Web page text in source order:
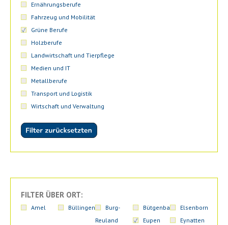
Ernährungsberufe
Fahrzeug und Mobilität
Grüne Berufe
Holzberufe
Landwirtschaft und Tierpflege
Medien und IT
Metallberufe
Transport und Logistik
Wirtschaft und Verwaltung
FILTER ÜBER ORT:
Amel Büllingen
Burg-
Reuland
Bütgenbach
Elsenborn
Eupen
Eynatten